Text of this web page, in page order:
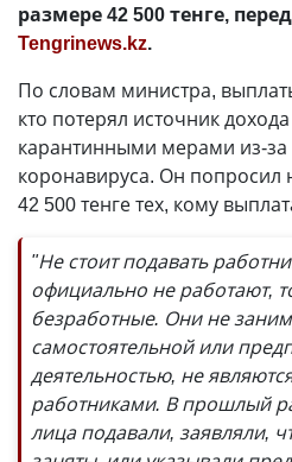
размере 42 500 тенге,
Tengrinews.kz.
По словам министра,
кто потерял источник
карантинными мерами из-
коронавируса. Он попросил
42 500 тенге тех, кому
"Не стоит подавать
официально не работают,
безработные. Они не
самостоятельной или
деятельностью, не
работниками. В прошлый
лица подавали, заявляли,